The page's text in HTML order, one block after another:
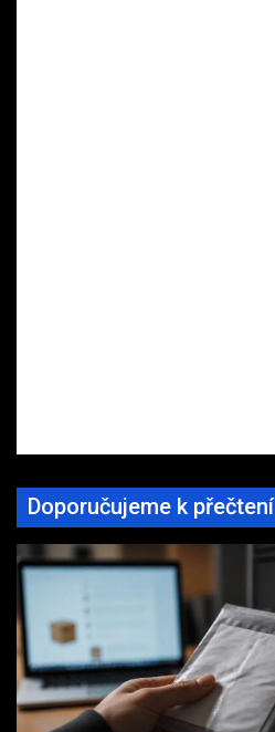
Doporučujeme k přečtení